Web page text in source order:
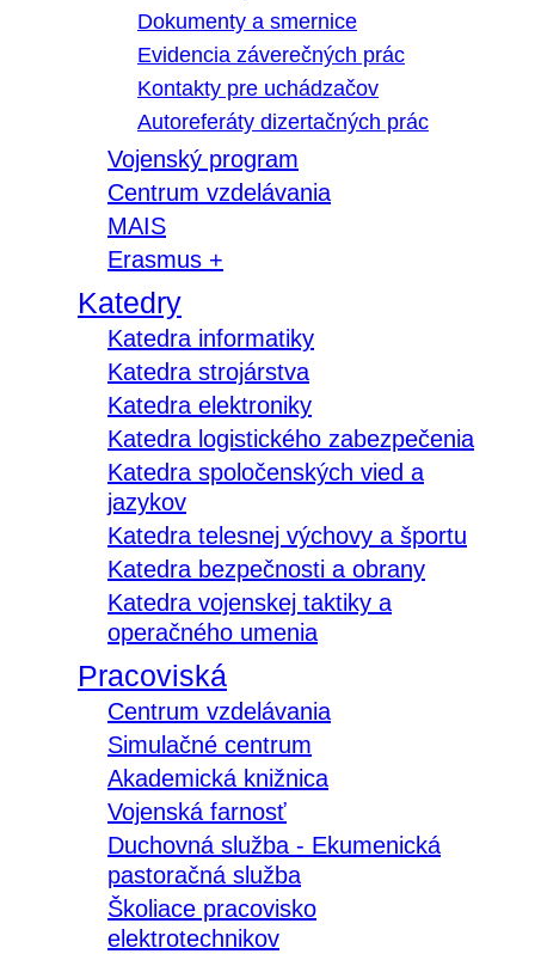
Dokumenty a smernice
Evidencia záverečných prác
Kontakty pre uchádzačov
Autoreferáty dizertačných prác
Vojenský program
Centrum vzdelávania
MAIS
Erasmus +
Katedry
Katedra informatiky
Katedra strojárstva
Katedra elektroniky
Katedra logistického zabezpečenia
Katedra spoločenských vied a
jazykov
Katedra telesnej výchovy a športu
Katedra bezpečnosti a obrany
Katedra vojenskej taktiky a
operačného umenia
Pracoviská
Centrum vzdelávania
Simulačné centrum
Akademická knižnica
Vojenská farnosť
Duchovná služba - Ekumenická
pastoračná služba
Školiace pracovisko
elektrotechnikov